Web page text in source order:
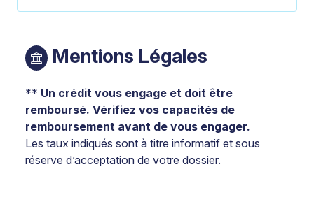
Mentions Légales
** Un crédit vous engage et doit être
remboursé. Vérifiez vos capacités de
remboursement avant de vous engager.
Les taux indiqués sont à titre informatif et sous
réserve d’acceptation de votre dossier.